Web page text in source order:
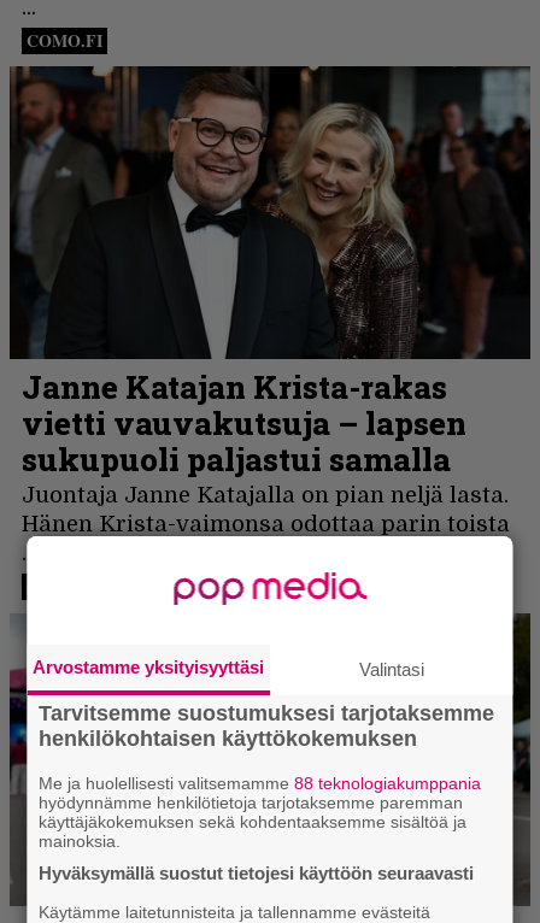
Arvostamme yksityisyyttäsi Valintasi
Tarvitsemme suostumuksesi tarjotaksemme
henkilökohtaisen käyttökokemuksen
Me ja huolellisesti valitsemamme88 teknologiakumppania
hyödynnämme henkilötietoja tarjotaksemme paremman
käyttäjäkokemuksen sekä kohdentaaksemme sisältöä ja
mainoksia.
Hyväksymällä suostut tietojesi käyttöön seuraavasti
Käytämme laitetunnisteita ja tallennamme evästeitä